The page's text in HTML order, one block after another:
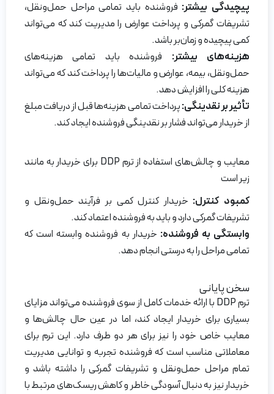
پیچیدگی بیشتر: فروشنده باید تمامی مراحل حمل‌و‌نقل،
تشریفات گمرکی و پرداخت عوارض را مدیریت کند که می‌تواند
کمی پیچیده و زمان‌بر باشد.
هزینه‌های بیشتر: فروشنده باید تمامی هزینه‌های
حمل‌و‌نقل، بیمه، عوارض و مالیات‌ها را پرداخت کند که می‌تواند
هزینه کلی را افزایش دهد.
تأثیر بر نقدینگی:پرداخت تمامی هزینه‌ها قبل از دریافت مبلغ
از خریدار می‌تواند فشار بر نقدینگی فروشنده ایجاد کند.
معایب و چالش‌های استفاده از ترم DDP برای خریدار به مانند
زیر است
کمبود کنترل: خریدار کنترل کمی بر فرآیند حمل‌ونقل و
تشریفات گمرکی دارد و باید به فروشنده اعتماد کند.
وابستگی به فروشنده: خریدار به فروشنده وابسته است که
تمامی مراحل را به درستی انجام دهد.
سخن پایانی
ترم DDP با ارائه خدمات کامل از سوی فروشنده می‌تواند مزایای
بسیاری برای خریدار ایجاد کند، اما در عین حال چالش‌ها و
معایب خاص خود را نیز برای هر دو طرف دارد. این ترم برای
معاملاتی مناسب است که فروشنده تجربه و توانایی مدیریت
تمام مراحل حمل‌و‌نقل و تشریفات گمرکی را داشته باشد و
خریدار نیز به دنبال آسودگی خاطر و کاهش ریسک‌های مرتبط با